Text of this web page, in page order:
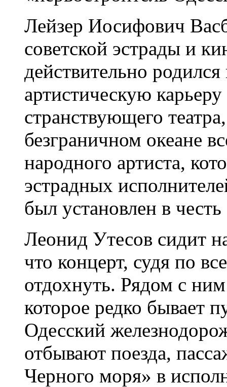
Лейзер Иосифович
советской эстрады и
действительно
артистическую карьеру
странствующего
безграничном океане
народного артиста,
эстрадных
был установлен в
Леонид Утесов сидит
что концерт, судя по
отдохнуть. Рядом с
которое редко бывает
Одесский
отбывают поезда,
Черного моря» в